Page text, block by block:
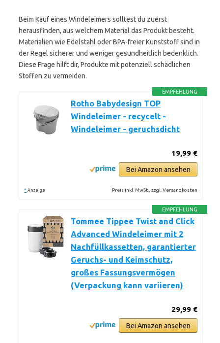
Beim Kauf eines Windeleimers solltest du zuerst
herausfinden, aus welchem Material das Produkt besteht.
Materialien wie Edelstahl oder BPA-freier Kunststoff sind in
der Regel sicherer und weniger gesundheitlich bedenklich.
Diese Frage hilft dir, Produkte mit potenziell schädlichen
Stoffen zu vermeiden.
EMPFEHLUNG
Rotho Babydesign TOP
Windeleimer - recycelt -
Windeleimer - geruchsdicht
19,99 €
Bei Amazon ansehen
* Anzeige Preis inkl. MwSt., zzgl. Versandkosten
EMPFEHLUNG
Tommee Tippee Twist and Click
Advanced Windeleimer mit 2
Nachfüllkassetten, garantierter
Geruchs- und Keimschutz,
großes Fassungsvermögen
(Verpackung kann variieren)
29,99 €
Bei Amazon ansehen